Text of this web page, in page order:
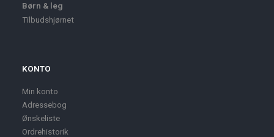
Børn & leg
Tilbudshjørnet
KONTO
Min konto
Adressebog
Ønskeliste
Ordrehistorik